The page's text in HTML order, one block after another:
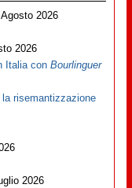
2026
2026
Italia conBourlinguer
risemantizzazione
2026